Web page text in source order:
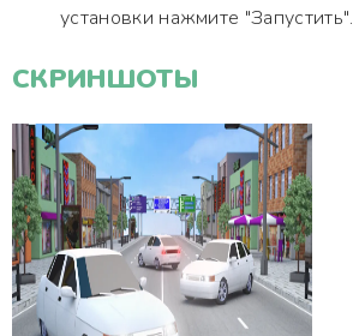
установки нажмите "Запустить".
СКРИНШОТЫ